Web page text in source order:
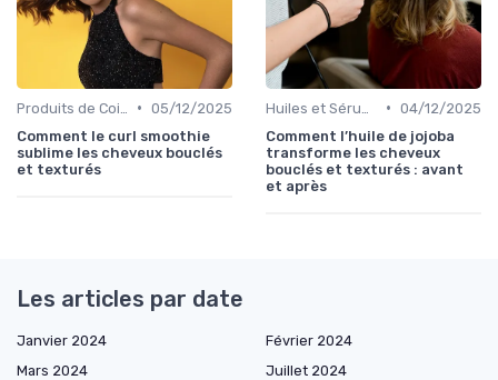
• 05/12/2025
Comment le curl smoothie
sublime les cheveux bouclés
et texturés
• 04/12/2025
Comment l’huile de jojoba
transforme les cheveux
bouclés et texturés : avant
et après
Les articles par date
Janvier 2024
Février 2024
Mars 2024
Juillet 2024